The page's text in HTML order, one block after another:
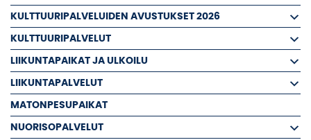
KULTTUURIPALVELUIDEN AVUSTUKSET 2026
KULTTUURIPALVELUT
LIIKUNTAPAIKAT JA ULKOILU
LIIKUNTAPALVELUT
MATONPESUPAIKAT
NUORISOPALVELUT